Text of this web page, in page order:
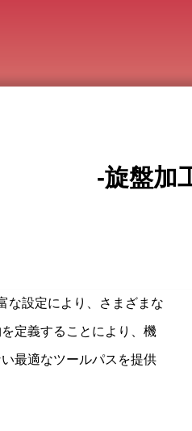
-旋盤加
な設定により、さまざまな
定義することにより、機
最適なツールパスを提供